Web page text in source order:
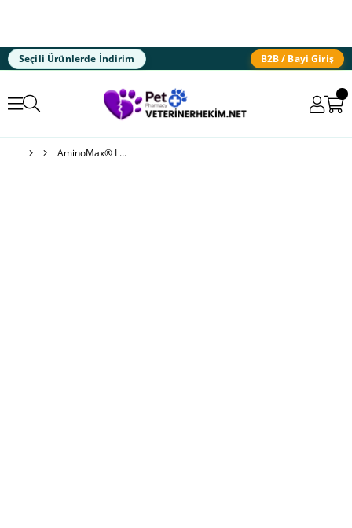
Seçili Ürünlerde İndirim B2B / Bayi Giriş
AminoMax® Liquid Aminoasit Takviyesi Dog & Cat 100ml